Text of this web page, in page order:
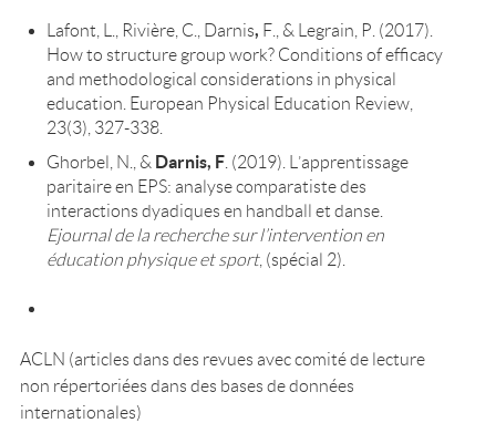
Lafont, L., Rivière, C., Darnis, F., & Legrain, P. (2017).
How to structure group work? Conditions of efficacy
and methodological considerations in physical
education. European Physical Education Review,
23(3), 327-338.
Ghorbel, N., & Darnis, F. (2019). L’apprentissage
paritaire en EPS: analyse comparatiste des
interactions dyadiques en handball et danse.
Ejournal de la recherche sur l’intervention en
éducation physique et sport, (spécial 2).
ACLN (articles dans des revues avec comité de lecture
non répertoriées dans des bases de données
internationales)